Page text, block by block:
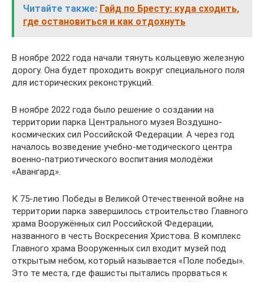
Читайте также: Гайд по Бресту: куда сходить,
где остановиться и как отдохнуть
В ноябре 2022 года начали тянуть кольцевую железную
дорогу. Она будет проходить вокруг специального поля
для исторических реконструкций.
В ноябре 2022 года было решение о создании на
территории парка Центрального музея Воздушно-
космических сил Российской Федерации. А через год
началось возведение учебно-методического центра
военно-патриотического воспитания молодёжи
«Авангард».
К 75‑летию Победы в Великой Отечественной войне на
территории парка завершилось строительство Главного
храма Вооружённых сил Российской Федерации,
названного в честь Воскресения Христова. В комплекс
Главного храма Вооруженных сил входит музей под
открытым небом, который называется «Поле победы».
Это те места, где фашисты пытались прорваться к